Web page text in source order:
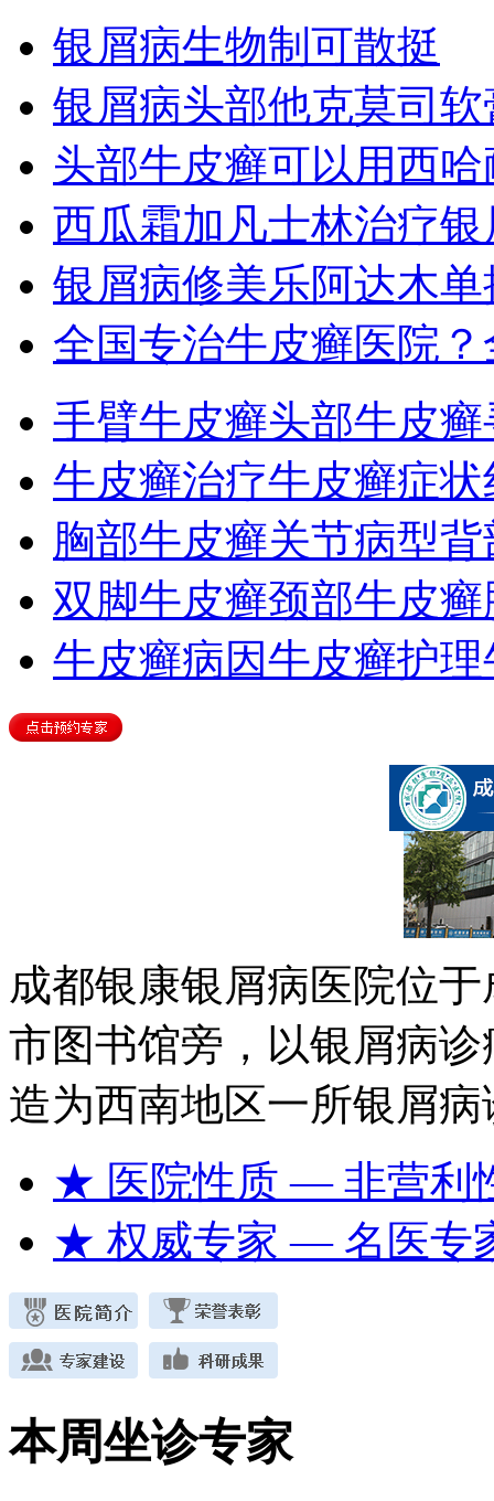
银屑病生物制可散挺
银屑病头部他克莫司
头部牛皮癣可以用西
西瓜霜加凡士林治疗银
银屑病修美乐阿达木单
全国专治牛皮癣医院
手臂牛皮癣头部牛皮癣
牛皮癣治疗牛皮癣症状
胸部牛皮癣关节病型背
双脚牛皮癣颈部牛皮癣
牛皮癣病因牛皮癣护理
成都银康银屑病医院位
市图书馆旁，以银屑病
造为西南地区一所银屑
★ 医院性质— 非营利
★ 权威专家— 名医专
本周坐诊专家